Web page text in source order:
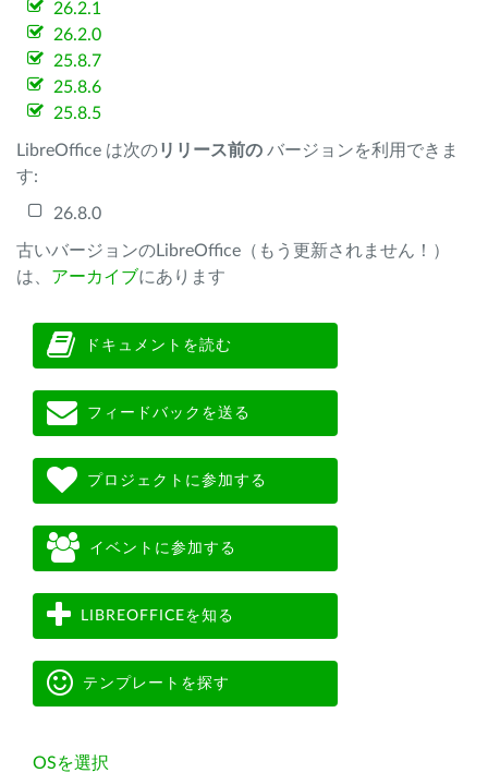
26.2.1
26.2.0
25.8.7
25.8.6
25.8.5
LibreOffice は次のリリース前の バージョンを利用できま
す:
26.8.0
古いバージョンのLibreOffice（もう更新されません！）
は、 アーカイブにあります
ドキュメントを読む
フィードバックを送る
プロジェクトに参加する
イベントに参加する
LIBREOFFICEを知る
テンプレートを探す
OSを選択